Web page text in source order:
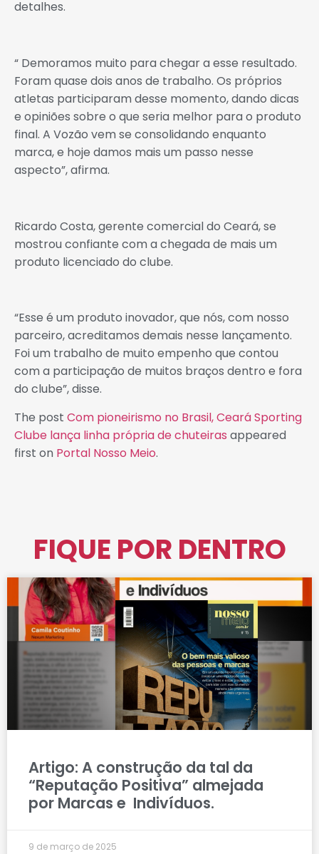
detalhes.
“ Demoramos muito para chegar a esse resultado.
Foram quase dois anos de trabalho. Os próprios
atletas participaram desse momento, dando dicas
e opiniões sobre o que seria melhor para o produto
final. A Vozão vem se consolidando enquanto
marca, e hoje damos mais um passo nesse
aspecto”, afirma.
Ricardo Costa, gerente comercial do Ceará, se
mostrou confiante com a chegada de mais um
produto licenciado do clube.
“Esse é um produto inovador, que nós, com nosso
parceiro, acreditamos demais nesse lançamento.
Foi um trabalho de muito empenho que contou
com a participação de muitos braços dentro e fora
do clube”, disse.
The post Com pioneirismo no Brasil, Ceará Sporting
Clube lança linha própria de chuteiras appeared
first on Portal Nosso Meio.
FIQUE POR DENTRO
Artigo: A construção da tal da
“Reputação Positiva” almejada
por Marcas e Indivíduos.
9 de março de 2025